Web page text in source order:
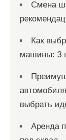
Смена
Как
машины: 3
выбрать
Аренда